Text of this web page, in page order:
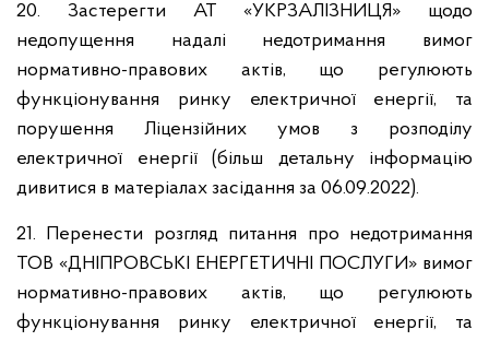
20. Застерегти АТ «УКРЗАЛІЗНИЦЯ» щодо
недопущення надалі недотримання вимог
нормативно-правових актів, що регулюють
функціонування ринку електричної енергії, та
порушення Ліцензійних умов з розподілу
електричної енергії (більш детальну інформацію
дивитися в матеріалах засідання за 06.09.2022).
21. Перенести розгляд питання про недотримання
ТОВ «ДНІПРОВСЬКІ ЕНЕРГЕТИЧНІ ПОСЛУГИ» вимог
нормативно-правових актів, що регулюють
функціонування ринку електричної енергії, та